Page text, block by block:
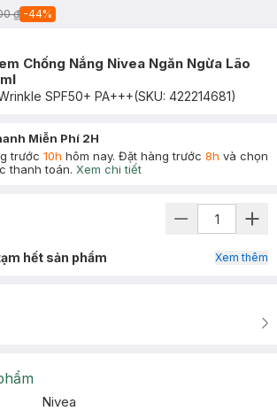
₫ -44%
Chống Nắng Nivea Ngăn Ngừa Lão
SPF50+ PA+++(SKU: 422214681)
Miễn Phí 2H
trước 10h hôm nay. Đặt hàng trước 8h và chọn
thanh toán. Xem chi tiết
hết sản phẩm Xem thêm
Nivea